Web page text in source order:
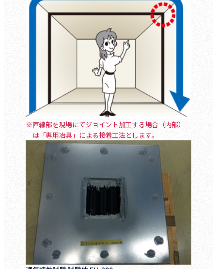
※直線部を現場にてジョイント加工する場合（内部）
は「専用冶具」による接着工法とします。